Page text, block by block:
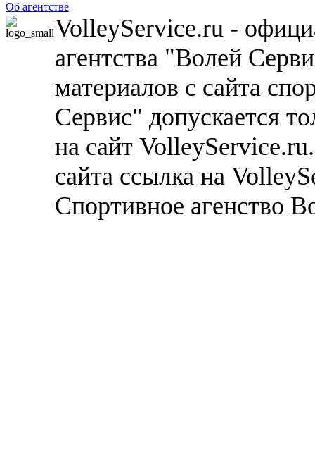
Об агентстве
VolleyService.ru -
агентства "Волей
материалов с сайта
Сервис" допускается
на сайт
сайта ссылка на
Спортивное агенство